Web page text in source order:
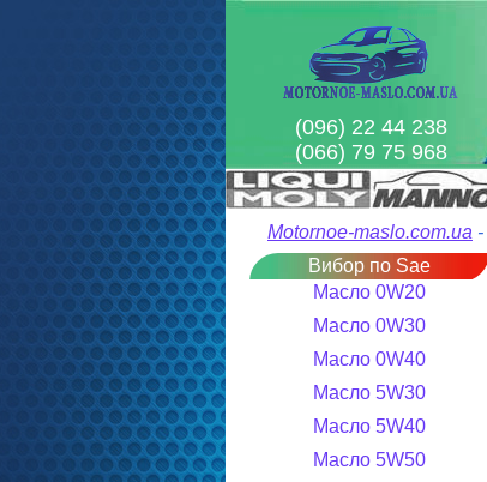
(096) 22 44 238
(066) 79 75 968
Motornoe-maslo.com.ua -
Вибор по Sae
Масло 0W20
Масло 0W30
Масло 0W40
Масло 5W30
Масло 5W40
Масло 5W50